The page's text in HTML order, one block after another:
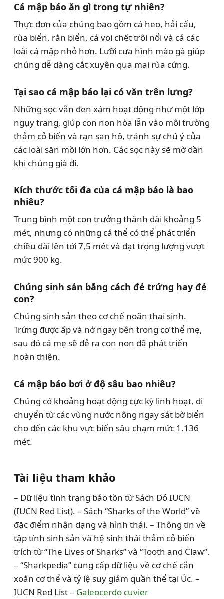
Cá mập báo ăn gì trong tự nhiên?
Thực đơn của chúng bao gồm cá heo, hải cẩu,
rùa biển, rắn biển, cá voi chết trôi nổi và cả các
loài cá mập nhỏ hơn. Lưỡi cưa hình mào gà giúp
chúng dễ dàng cắt xuyên qua mai rùa cứng.
Tại sao cá mập báo lại có vằn trên lưng?
Những sọc vằn đen xám hoạt động như một lớp
ngụy trang, giúp con non hòa lẫn vào môi trường
thảm cỏ biển và rạn san hô, tránh sự chú ý của
các loài săn mồi lớn hơn. Các sọc này sẽ mờ dần
khi chúng già đi.
Kích thước tối đa của cá mập báo là bao
nhiêu?
Trung bình một con trưởng thành dài khoảng 5
mét, nhưng có những cá thể có thể phát triển
chiều dài lên tới 7,5 mét và đạt trọng lượng vượt
mức 900 kg.
Chúng sinh sản bằng cách đẻ trứng hay đẻ
con?
Chúng sinh sản theo cơ chế noãn thai sinh.
Trứng được ấp và nở ngay bên trong cơ thể mẹ,
sau đó cá mẹ sẽ đẻ ra con non đã phát triển
hoàn thiện.
Cá mập báo bơi ở độ sâu bao nhiêu?
Chúng có khoảng hoạt động cực kỳ linh hoạt, di
chuyển từ các vùng nước nông ngay sát bờ biển
cho đến các khu vực biển sâu chạm mức 1.136
mét.
Tài liệu tham khảo
– Dữ liệu tình trạng bảo tồn từ Sách Đỏ IUCN
(IUCN Red List). – Sách “Sharks of the World” về
đặc điểm nhận dạng và hình thái. – Thông tin về
tập tính sinh sản và hệ sinh thái thảm cỏ biển
trích từ “The Lives of Sharks” và “Tooth and Claw”.
– “Sharkpedia” cung cấp dữ liệu về cơ chế cắn
xoắn cơ thể và tỷ lệ suy giảm quần thể tại Úc. –
IUCN Red List – Galeocerdo cuvier